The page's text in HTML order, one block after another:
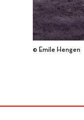
© Emile Hengen